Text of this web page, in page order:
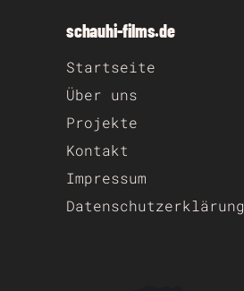
schauhi-films.de
Startseite
Über uns
Projekte
Kontakt
Impressum
Datenschutz­erklärung